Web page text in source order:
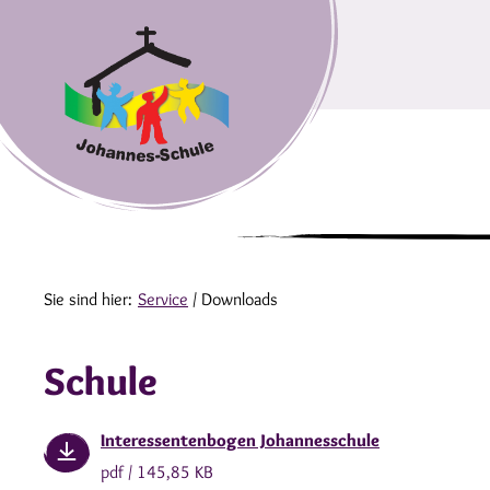
Sie sind hier: Service / Downloads
Schule
Interessentenbogen Johannesschule
pdf / 145,85 KB